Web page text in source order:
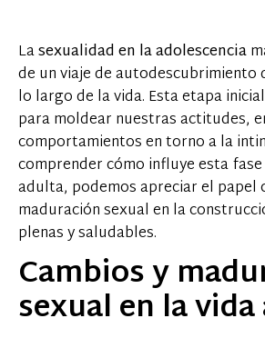
Lasexualidad en la adolescencia
de un viaje de autodescubrimiento
lo largo de la vida. Esta etapa
para moldear nuestras actitudes,
comportamientos en torno a la
comprender cómo influye esta
adulta, podemos apreciar el papel
maduración sexual en la
plenas y saludables.
Cambios y
sexual en la